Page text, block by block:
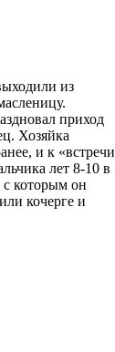
из
приход
Хозяйка
и к «встречи
лет 8-10 в
с которым он
кочерге и